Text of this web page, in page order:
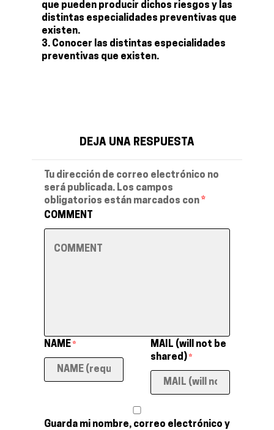
que pueden producir dichos riesgos y las
distintas especialidades preventivas que
existen.
Conocer las distintas especialidades
preventivas que existen.
DEJA UNA RESPUESTA
Tu dirección de correo electrónico no
será publicada. Los campos
obligatorios están marcados con *
COMMENT
NAME *
MAIL (will not be
shared) *
Guarda mi nombre, correo electrónico y